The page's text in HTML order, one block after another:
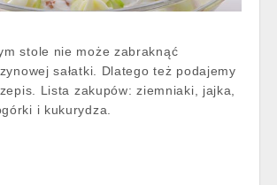
stole nie może zabraknąć
sałatki. Dlatego też podajemy
Lista zakupów: ziemniaki, jajka,
i kukurydza.